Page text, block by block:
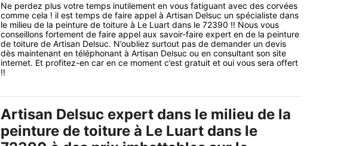
Ne perdez plus votre temps inutilement en vous fatiguant avec des corvées
comme cela ! il est temps de faire appel à Artisan Delsuc un spécialiste dans
le milieu de la peinture de toiture à Le Luart dans le 72390 !! Nous vous
conseillons fortement de faire appel aux savoir-faire expert en de la peinture
de toiture de Artisan Delsuc. N’oubliez surtout pas de demander un devis
dès maintenant en téléphonant à Artisan Delsuc ou en consultant son site
internet. Et profitez-en car en ce moment c’est gratuit et oui vous sera offert
!!
Artisan Delsuc expert dans le milieu de la
peinture de toiture à Le Luart dans le